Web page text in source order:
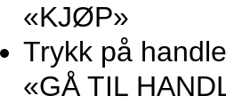
«KJØP»
Trykk på
«GÅ TIL